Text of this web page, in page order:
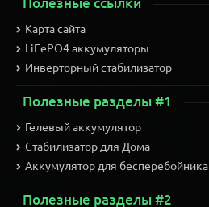
Карта сайта
LiFePO4 аккумуляторы
Инверторный стабилизатор
Полезные разделы #1
Гелевый аккумулятор
Стабилизатор для Дома
Аккумулятор для бесперебойника
Полезные разделы #2